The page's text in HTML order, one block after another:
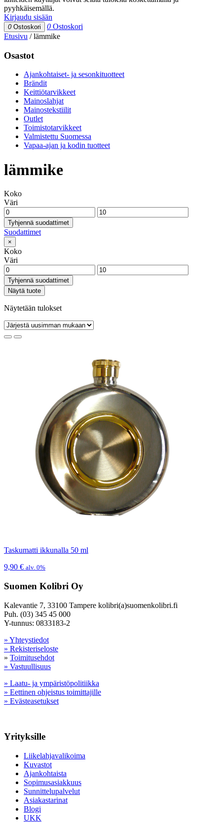
pyyhkäisemällä.
Kirjaudu sisään
0 Ostoskori 0 Ostoskori
Etusivu /lämmike
Osastot
Ajankohtaiset- ja sesonkituotteet
Brändit
Keittiötarvikkeet
Mainoslahjat
Mainostekstiilit
Outlet
Toimistotarvikkeet
Valmistettu Suomessa
Vapaa-ajan ja kodin tuotteet
lämmike
Koko
Väri
Tyhjennä suodattimet
Suodattimet
×
Koko
Väri
Tyhjennä suodattimet
Näytä tuote
Näytetään tulokset
Taskumatti ikkunalla 50 ml
9,90 € alv. 0%
Suomen Kolibri Oy
Kalevantie 7, 33100 Tampere kolibri(a)suomenkolibri.fi
Puh. (03) 345 45 000
Y-tunnus: 0833183-2
» Yhteystiedot
» Rekisteriseloste
» Toimitusehdot
» Vastuullisuus
» Laatu- ja ympäristöpolitiikka
» Eettinen ohjeistus toimittajille
» Evästeasetukset
Yrityksille
Liikelahjavalikoima
Kuvastot
Ajankohtaista
Sopimusasiakkuus
Sunnittelupalvelut
Asiakastarinat
Blogi
UKK